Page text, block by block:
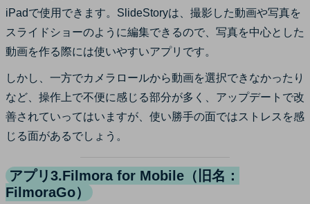
iPadで使用できます。SlideStoryは、撮影した動画や写真を
スライドショーのように編集できるので、写真を中心とした
動画を作る際には使いやすいアプリです。
しかし、一方でカメラロールから動画を選択できなかったり
など、操作上で不便に感じる部分が多く、アップデートで改
善されていってはいますが、使い勝手の面ではストレスを感
じる面があるでしょう。
アプリ3.Filmora for Mobile（旧名：
FilmoraGo）